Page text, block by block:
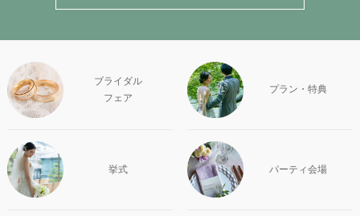
ブライダル
フェア
プラン・特典
挙式 パーティ会場